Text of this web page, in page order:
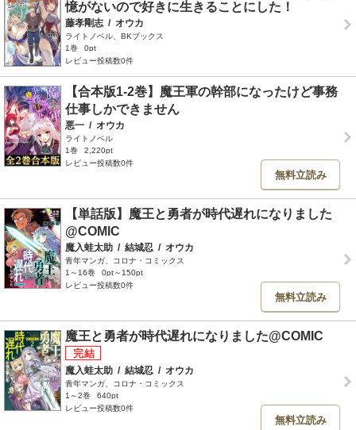
憶がないので好きに生きることにした！
藤孝剛志 / オウカ
ライトノベル、BKブックス
1巻
0pt
レビュー投稿数0件
【合本版1-2巻】魔王軍の幹部になったけど事務
仕事しかできません
悪一 / オウカ
ライトノベル
1巻
2,220pt
レビュー投稿数0件
無料立読み
【単話版】魔王と勇者が時代遅れになりました
@COMIC
魔入蛙太助 / 結城忍 / オウカ
青年マンガ、コロナ・コミックス
1～16巻
0pt～150pt
レビュー投稿数0件
無料立読み
魔王と勇者が時代遅れになりました@COMIC
魔入蛙太助 / 結城忍 / オウカ
青年マンガ、コロナ・コミックス
1～2巻
640pt
レビュー投稿数0件
無料立読み